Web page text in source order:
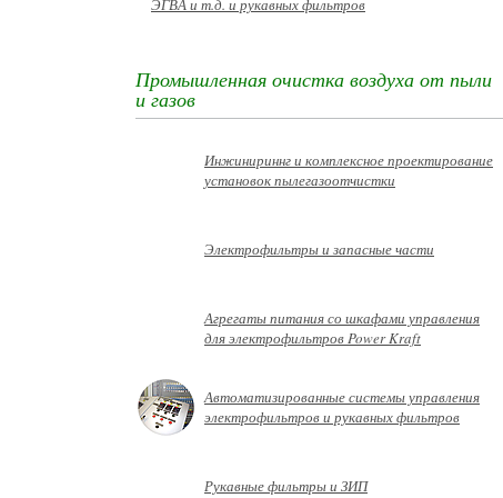
ЭГВА и т.д. и рукавных фильтров
Промышленная очистка воздуха от пыли
и газов
Инжинириннг и комплексное проектирование
установок пылегазоотчистки
Электрофильтры и запасные части
Агрегаты питания со шкафами управления
для электрофильтров Power Kraft
Автоматизированные системы управления
электрофильтров и рукавных фильтров
Рукавные фильтры и ЗИП